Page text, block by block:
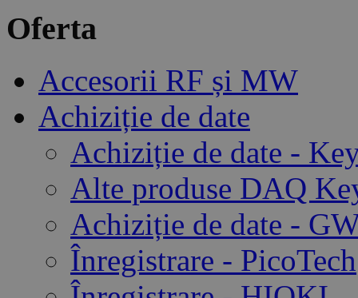
Oferta
Accesorii RF și MW
Achiziție de date
Achiziție de date -
Alte produse DAQ
Achiziție de date -
Înregistrare - PicoTech